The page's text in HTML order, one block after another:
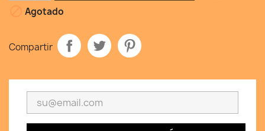
Agotado
Compartir